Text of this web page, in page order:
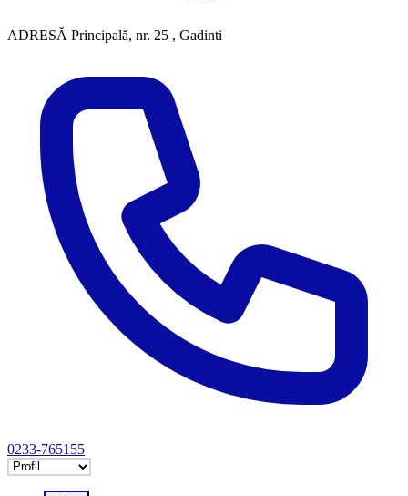
ADRESĂ Principală, nr. 25 , Gadinti
0233-765155
Selectează tab